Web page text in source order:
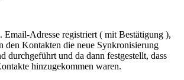
Email-Adresse registriert ( mit Bestätigung ),
den Kontakten die neue Synkronisierung
durchgeführt und da dann festgestellt, dass
hinzugekommen waren.